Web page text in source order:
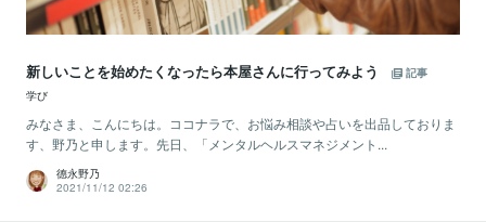
新しいことを始めたくなったら本屋さんに行ってみよう
記事
学び
みなさま、こんにちは。ココナラで、お悩み相談や占いを出品しておりま
す、野乃と申します。先日、「メンタルヘルスマネジメント...
德永野乃
2021/11/12 02:26